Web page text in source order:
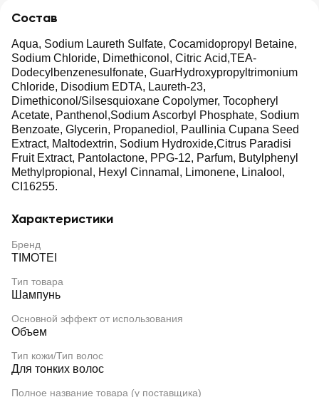
Состав
Aqua, Sodium Laureth Sulfate, Cocamidopropyl Betaine,
Sodium Chloride, Dimethiconol, Citric Acid,TEA-
Dodecylbenzenesulfonate, GuarHydroxypropyltrimonium
Chloride, Disodium EDTA, Laureth-23,
Dimethiconol/Silsesquioxane Copolymer, Tocopheryl
Acetate, Panthenol,Sodium Ascorbyl Phosphate, Sodium
Benzoate, Glycerin, Propanediol, Paullinia Cupana Seed
Extract, Maltodextrin, Sodium Hydroxide,Citrus Paradisi
Fruit Extract, Pantolactone, PPG-12, Parfum, Butylphenyl
Methylpropional, Hexyl Cinnamal, Limonene, Linalool,
CI16255.
Характеристики
Бренд
TIMOTEI
Тип товара
Шампунь
Основной эффект от использования
Объем
Тип кожи/Тип волос
Для тонких волос
Полное название товара (у поставщика)